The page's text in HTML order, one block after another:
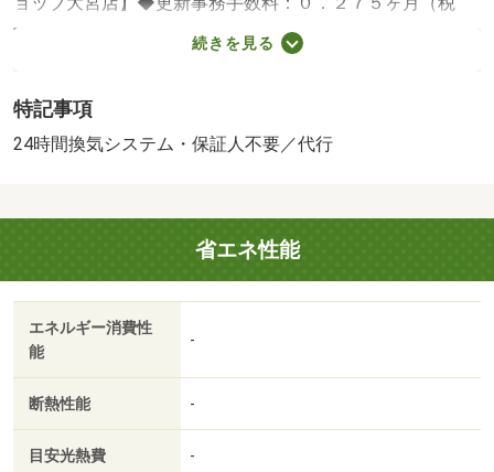
込）消毒代１８９２０円（入居時）消火剤５５００円（入
居時）クリーニング代５５０００円（入居時）保証会社利
入要（請求月額の１ヶ月分（最低保証料２万円）継続保証
料１万円／年）・鍵交換代：あり２４，２００円～・維持
覧、申込受付等は大宮駅西口徒歩１分、元付店舗の大宮店
までご連絡下さい◆・仲介手数料：７３，７００円
続きを見る
特記事項
24時間換気システム・保証人不要／代行
省エネ性能
エネルギー消費性
能
-
断熱性能 -
目安光熱費 -